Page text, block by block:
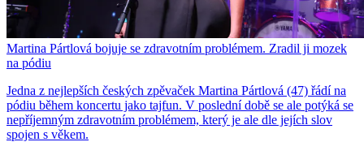
Martina Pártlová bojuje se zdravotním problémem. Zradil ji mozek
na pódiu
Jedna z nejlepších českých zpěvaček Martina Pártlová (47) řádí na
pódiu během koncertu jako tajfun. V poslední době se ale potýká se
nepříjemným zdravotním problémem, který je ale dle jejích slov
spojen s věkem.